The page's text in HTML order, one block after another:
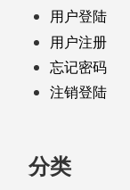
用户登陆
用户注册
忘记密码
注销登陆
分类